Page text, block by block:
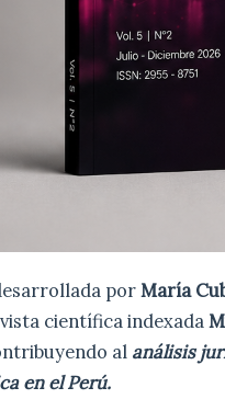
porMaría
científica indexada
al análisis
en el Perú.